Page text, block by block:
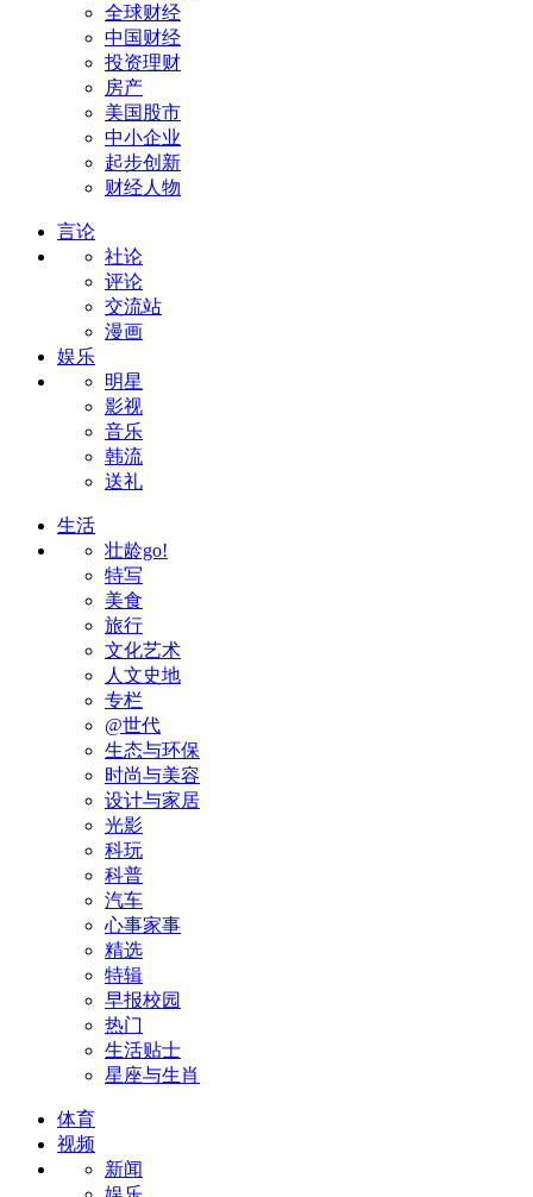
全球财经
中国财经
投资理财
房产
美国股市
中小企业
起步创新
财经人物
言论
社论
评论
交流站
漫画
娱乐
明星
影视
音乐
韩流
送礼
生活
壮龄go!
特写
美食
旅行
文化艺术
人文史地
专栏
@世代
生态与环保
时尚与美容
设计与家居
光影
科玩
科普
汽车
心事家事
精选
特辑
早报校园
热门
生活贴士
星座与生肖
体育
视频
新闻